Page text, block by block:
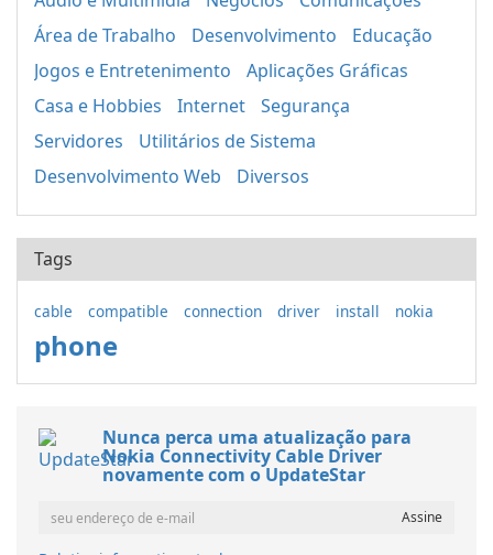
Área de Trabalho
Desenvolvimento
Educação
Jogos e Entretenimento
Aplicações Gráficas
Casa e Hobbies
Internet
Segurança
Servidores
Utilitários de Sistema
Desenvolvimento Web
Diversos
Tags
cable compatible connection driver install nokia
phone
Nunca perca uma atualização para
Nokia Connectivity Cable Driver
novamente com o UpdateStar